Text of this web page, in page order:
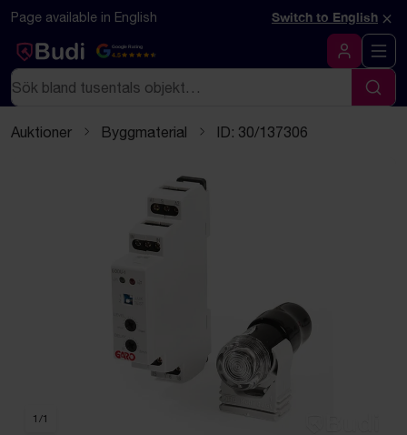
Hoppa till innehåll
Textbaserad (markdown) version av denna sida
Page available in English Switch to English ×
Google Rating
4.5
Logga in
Sök
Sök
Auktioner Byggmaterial ID: 30/137306
1 /1